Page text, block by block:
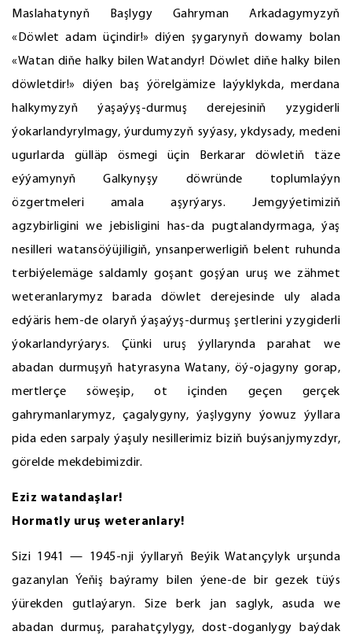
Maslahatynyň Başlygy Gahryman Arkadagymyzyň
«Döwlet adam üçindir!» diýen şygarynyň dowamy bolan
«Watan diňe halky bilen Watandyr! Döwlet diňe halky bilen
döwletdir!» diýen baş ýörelgämize laýyklykda, merdana
halkymyzyň ýaşaýyş-durmuş derejesiniň yzygiderli
ýokarlandyrylmagy, ýurdumyzyň syýasy, ykdysady, medeni
ugurlarda gülläp ösmegi üçin Berkarar döwletiň täze
eýýamynyň Galkynyşy döwründe toplumlaýyn
özgertmeleri amala aşyrýarys. Jemgyýetimiziň
agzybirligini we jebisligini has-da pugtalandyrmaga, ýaş
nesilleri watansöýüjiligiň, ynsanperwerligiň belent ruhunda
terbiýelemäge saldamly goşant goşýan uruş we zähmet
weteranlarymyz barada döwlet derejesinde uly alada
edýäris hem-de olaryň ýaşaýyş-durmuş şertlerini yzygiderli
ýokarlandyrýarys. Çünki uruş ýyllarynda parahat we
abadan durmuşyň hatyrasyna Watany, öý-ojagyny gorap,
mertlerçe söweşip, ot içinden geçen gerçek
gahrymanlarymyz, çagalygyny, ýaşlygyny ýowuz ýyllara
pida eden sarpaly ýaşuly nesillerimiz biziň buýsanjymyzdyr,
görelde mekdebimizdir.
Eziz watandaşlar!
Hormatly uruş weteranlary!
Sizi 1941 — 1945-nji ýyllaryň Beýik Watançylyk urşunda
gazanylan Ýeňiş baýramy bilen ýene-de bir gezek tüýs
ýürekden gutlaýaryn. Size berk jan saglyk, asuda we
abadan durmuş, parahatçylygy, dost-doganlygy baýdak